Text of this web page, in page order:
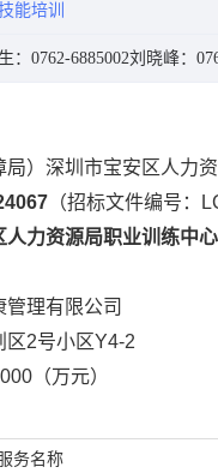
能培训
：0762-6885002刘晓峰：
局）深圳市宝安区人
（招标文件编号：
力资源局职业训练中
理有限公司
区2号小区Y4-2
（万元）
务名称